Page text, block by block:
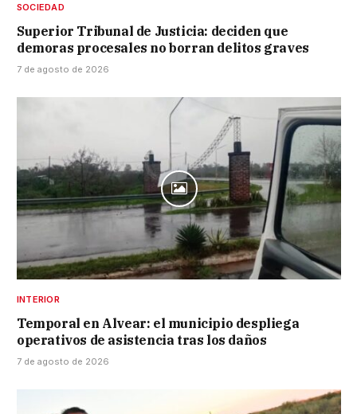
SOCIEDAD
Superior Tribunal de Justicia: deciden que
demoras procesales no borran delitos graves
7 de agosto de 2026
INTERIOR
Temporal en Alvear: el municipio despliega
operativos de asistencia tras los daños
7 de agosto de 2026